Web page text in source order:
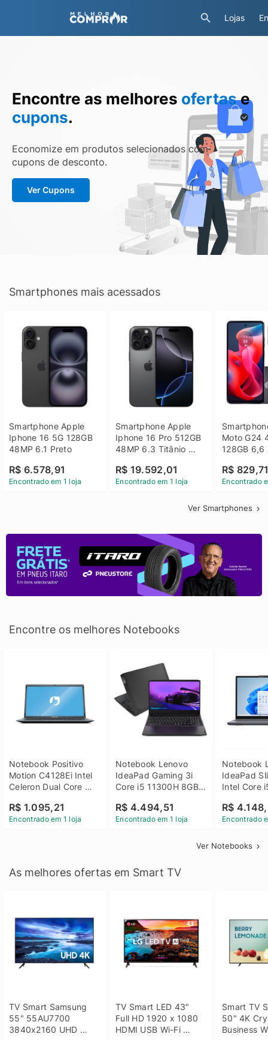
Lojas
Encontre as melhores ofertase
cupons.
Economize em produtos selecionados com
cupons de desconto.
Ver Cupons
Smartphones mais acessados
Smartphone Apple
Iphone 16 5G 128GB
48MP 6.1 Preto
R$ 6.578,91
Encontrado em 1 loja
Smartphone Apple
Iphone 16 Pro 512GB
48MP 6.3 Titânio
R$ 19.592,01
Encontrado em 1 loja
Moto G24
128GB 6,6
R$
Encontrado
Ver Smartphones
Encontre os melhores Notebooks
Notebook Positivo
Motion C4128Ei Intel
Celeron Dual Core
Linux 14 - 3002181
R$ 1.095,21
Encontrado em 1 loja
Notebook Lenovo
IdeaPad Gaming 3i
Core i5 11300H 8GB
GTX 1650 4GB 15.6
FHD Linux - Preto
R$ 4.494,51
Encontrado em 1 loja
Notebook
IdeaPad
Intel Core
SSD Win
R$
Encontrado
Ver Notebooks
As melhores ofertas em Smart TV
TV Smart Samsung
55" 55AU7700
3840x2160 UHD
TV Smart LED 43"
Full HD 1920 x 1080
HDMI USB Wi-Fi
Smart TV
50" 4K
Business